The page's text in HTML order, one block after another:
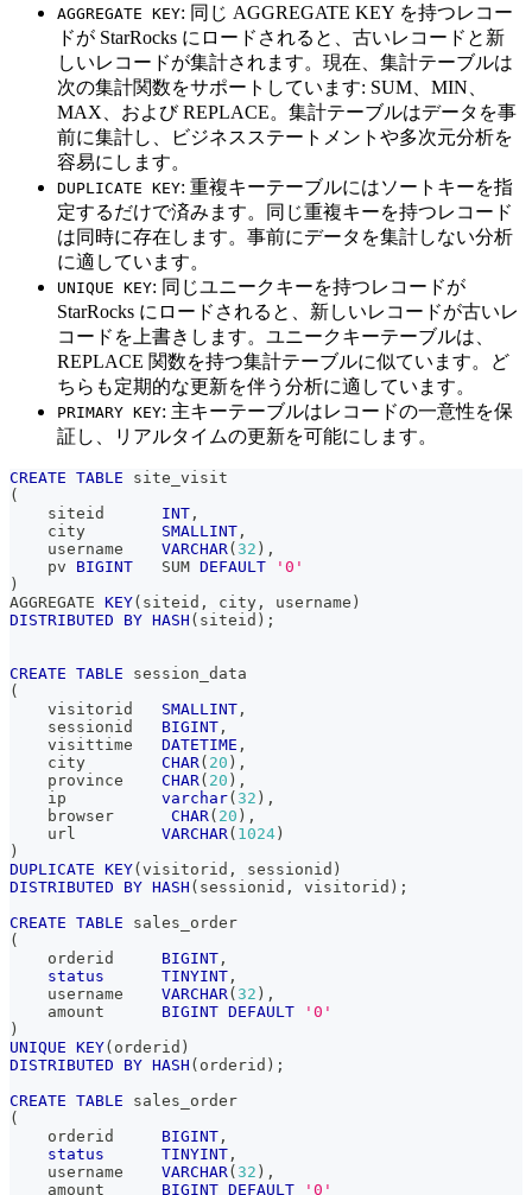
AGGREGATE KEY: 同じ AGGREGATE KEY を持つレコー
ドが StarRocks にロードされると、古いレコードと新
しいレコードが集計されます。現在、集計テーブルは
次の集計関数をサポートしています: SUM、MIN、
MAX、および REPLACE。集計テーブルはデータを事
前に集計し、ビジネスステートメントや多次元分析を
容易にします。
DUPLICATE KEY: 重複キーテーブルにはソートキーを指
定するだけで済みます。同じ重複キーを持つレコード
は同時に存在します。事前にデータを集計しない分析
に適しています。
UNIQUE KEY: 同じユニークキーを持つレコードが
StarRocks にロードされると、新しいレコードが古いレ
コードを上書きします。ユニークキーテーブルは、
REPLACE 関数を持つ集計テーブルに似ています。ど
ちらも定期的な更新を伴う分析に適しています。
PRIMARY KEY: 主キーテーブルはレコードの一意性を保
証し、リアルタイムの更新を可能にします。
CREATE TABLE site_visit
(
    siteid
INT ,
    city
SMALLINT ,
    username
VARCHAR( 32 ) ,
    pv
BIGINT
   SUM
DEFAULT
'0'
)
AGGREGATE KEY( siteid , city , username )
DISTRIBUTED
BY HASH ( siteid ) ;
CREATE TABLE session_data
(
    visitorid
SMALLINT ,
    sessionid
BIGINT ,
    visittime
DATETIME ,
    city
CHAR( 20 ) ,
    province
CHAR( 20 ) ,
    ip
varchar( 32 ) ,
    browser
CHAR( 20 ) ,
    url
VARCHAR( 1024)
)
DUPLICATE KEY(visitorid , sessionid )
DISTRIBUTED
BY HASH ( sessionid , visitorid ) ;
CREATE TABLE sales_order
(
    orderid
BIGINT ,
status
TINYINT ,
    username
VARCHAR( 32 ) ,
    amount
BIGINT DEFAULT
'0'
)
UNIQUE KEY( orderid )
DISTRIBUTED
BY HASH ( orderid ) ;
CREATE TABLE sales_order
(
    orderid
BIGINT ,
status
TINYINT ,
    username
VARCHAR( 32 ) ,
    amount
BIGINT DEFAULT '0'